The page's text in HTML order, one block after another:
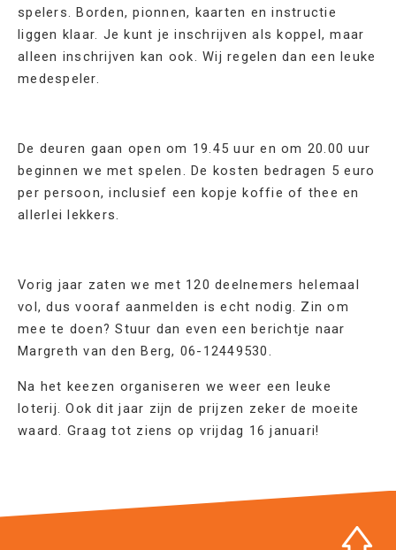
spelers. Borden, pionnen, kaarten en instructie
liggen klaar. Je kunt je inschrijven als koppel, maar
alleen inschrijven kan ook. Wij regelen dan een leuke
medespeler.
De deuren gaan open om 19.45 uur en om 20.00 uur
beginnen we met spelen. De kosten bedragen 5 euro
per persoon, inclusief een kopje koffie of thee en
allerlei lekkers.
Vorig jaar zaten we met 120 deelnemers helemaal
vol, dus vooraf aanmelden is echt nodig. Zin om
mee te doen? Stuur dan even een berichtje naar
Margreth van den Berg, 06-12449530.
Na het keezen organiseren we weer een leuke
loterij. Ook dit jaar zijn de prijzen zeker de moeite
waard. Graag tot ziens op vrijdag 16 januari!